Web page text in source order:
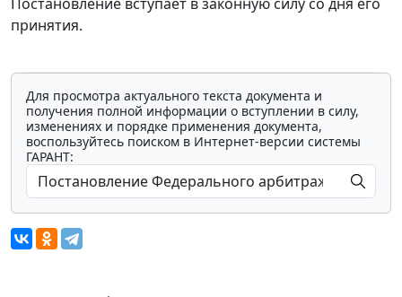
Постановление вступает в законную силу со дня его
принятия.
Для просмотра актуального текста документа и
получения полной информации о вступлении в силу,
изменениях и порядке применения документа,
воспользуйтесь поиском в Интернет-версии системы
ГАРАНТ: